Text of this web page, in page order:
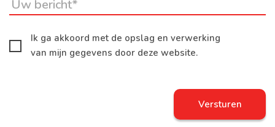
Ik ga akkoord met de opslag en verwerking
van mijn gegevens door deze website.